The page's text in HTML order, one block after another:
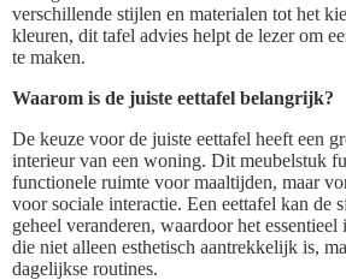
verschillende stijlen en materialen tot het
kleuren, dit tafel advies helpt de lezer om
te maken.
Waarom is de juiste eettafel belangrijk?
De keuze voor de juiste eettafel heeft een
interieur van een woning. Dit meubelstuk
functionele ruimte voor maaltijden, maar
voor sociale interactie. Een eettafel kan de
geheel veranderen, waardoor het
die niet alleen esthetisch aantrekkelijk is,
dagelijkse routines.